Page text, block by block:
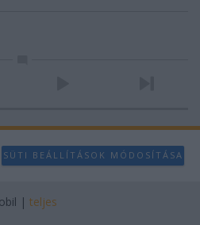
SÜTI BEÁLLÍTÁSOK MÓDOSÍTÁSA
| teljes